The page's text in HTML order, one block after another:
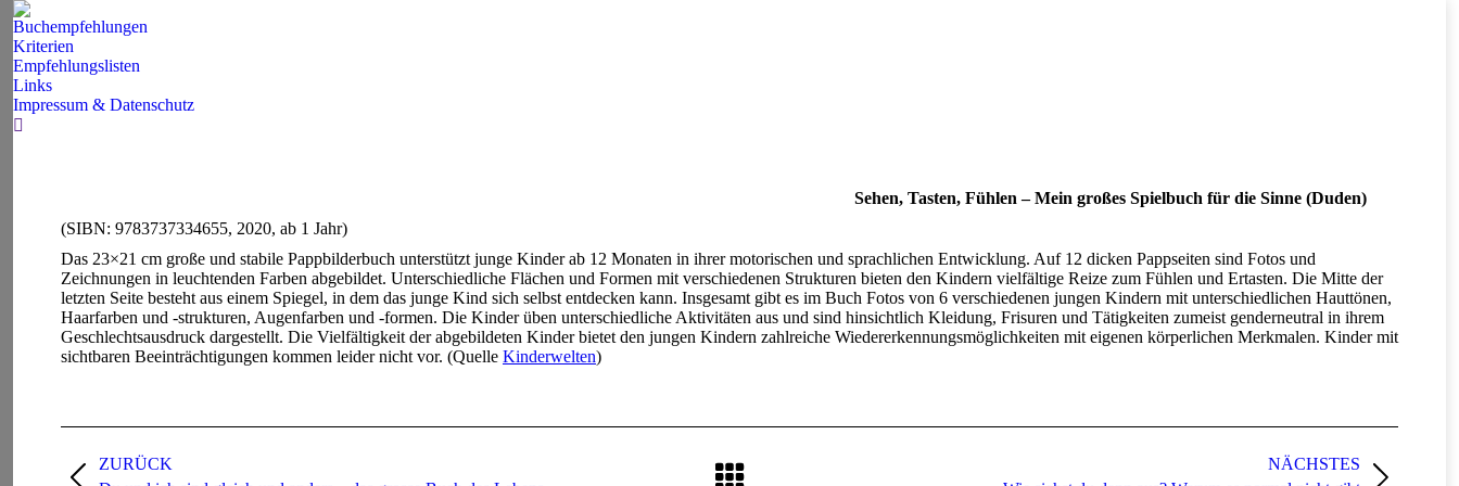
Buchempfehlungen
Kriterien
Empfehlungslisten
Links
Impressum & Datenschutz
Search:
Sehen, Tasten, Fühlen – Mein großes Spielbuch für die Sinne (Duden)
(SIBN: 9783737334655, 2020, ab 1 Jahr)
Das 23×21 cm große und stabile Pappbilderbuch unterstützt junge Kinder ab 12 Monaten in ihrer motorischen und sprachlichen Entwicklung. Auf 12 dicken Pappseiten sind Fotos und
Zeichnungen in leuchtenden Farben abgebildet. Unterschiedliche Flächen und Formen mit verschiedenen Strukturen bieten den Kindern vielfältige Reize zum Fühlen und Ertasten. Die Mitte der
letzten Seite besteht aus einem Spiegel, in dem das junge Kind sich selbst entdecken kann. Insgesamt gibt es im Buch Fotos von 6 verschiedenen jungen Kindern mit unterschiedlichen Hauttönen,
Haarfarben und -strukturen, Augenfarben und -formen. Die Kinder üben unterschiedliche Aktivitäten aus und sind hinsichtlich Kleidung, Frisuren und Tätigkeiten zumeist genderneutral in ihrem
Geschlechtsausdruck dargestellt. Die Vielfältigkeit der abgebildeten Kinder bietet den jungen Kindern zahlreiche Wiedererkennungsmöglichkeiten mit eigenen körperlichen Merkmalen. Kinder mit
sichtbaren Beeinträchtigungen kommen leider nicht vor. (Quelle Kinderwelten)
navigation
ZURÜCK
NÄCHSTES